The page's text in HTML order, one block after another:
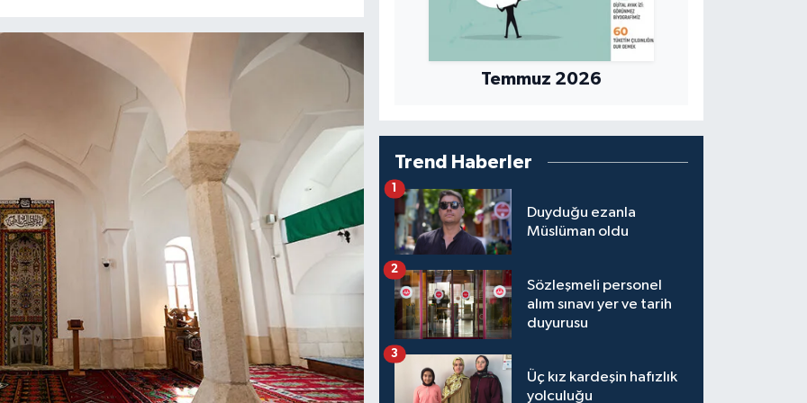
Temmuz 2026
Trend Haberler
Duyduğu ezanla
Müslüman oldu
Sözleşmeli personel
alım sınavı yer ve tarih
duyurusu
2
Üç kız kardeşin hafızlık
yolculuğu
3